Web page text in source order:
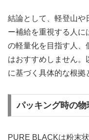
結論として、軽登山や
ー補給を重視する人
の軽量化を目指す人、
はおすすめしません。
に基づく具体的な根拠
パッキング時の
PURE BLACKは粉末